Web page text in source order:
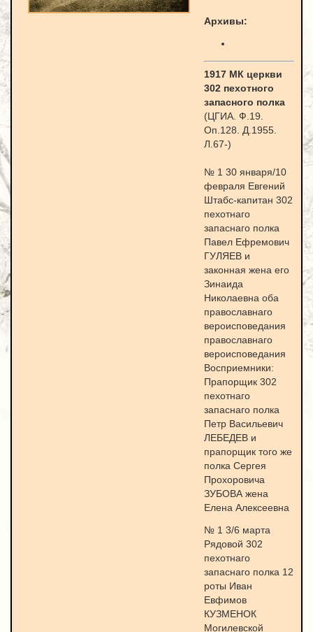
Архивы:
1917 МК церкви
302 пехотного
запасного полка
(ЦГИА. Ф.19.
Оп.128. Д.1955.
Л.67-)
№ 1 30 января/10
февраля Евгений
Штабс-капитан 302
пехотнаго
запаснаго полка
Павел Ефремович
ГУЛЯЕВ и
законная жена его
Зинаида
Николаевна оба
православнаго
вероисповедания
православнаго
вероисповедания
Восприемники:
Прапорщик 302
пехотнаго
запаснаго полка
Петр Васильевич
ЛЕБЕДЕВ и
прапорщик того же
полка Сергея
Прохоровича
ЗУБОВА жена
Елена Алексеевна
№ 1 3/6 марта
Рядовой 302
пехотнаго
запаснаго полка 12
роты Иван
Евфимов
КУЗМЕНОК
Могилевской